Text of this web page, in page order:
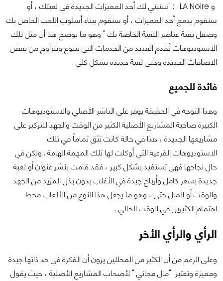
و LA Noire . : "سنبني لك أحد المميزات الجديدة في لعبتك ، أو
سنقوم بدمج أحد المميزات ، أو سنقوم ببناء أسلوب اللعب الخاص بك
وصقل بقية عناصر اللعبة الخاصة بك " وهو ما يوضح هنا أن مثل تلك
الاستوديوهات تُقدم العديد من الخدمات التي تتنوع وتتراوح من بعض
الاضافات الجديدة وحتى لعبة جديدة بشكل كلي .
فائدة للجميع
وهذا التوجه في الحقيقة يوفر على الناشر الأصلي والاستوديوهات
الكبيرة صاحبة المشاريع الأصلية الكثير من الوقت والجهد للتركيز على
مشاريعها الجديدة ، هذا في حالة كانت تثق تماماً في تلك
الاستوديوهات الفرعية التي أوكلت لها تلك المهمة الهامة . ولكن في
حال نجاحها فهي تستفيد بشكل كبير ، فقد قامت بنشر عنوان أو لعبة
جديدة بسعر كامل وأرباح جيدة في الأغلب بدون بذل المزيد من الجهد
والوقت أو المال حتى ، وهو ما يجعل هذا النوع من الألعاب محط
اهتمام الكثيرين في الوقت الحالي .
الرأي والرأي الأخر
وعلى الرغم من أن الكثير من المحللين يرون أن الفكرة في حد ذاتها جيدة
ومميزة وتعتبر "مال مجاني " لأصحاب المشاريع الأصلية ، حيث يقول